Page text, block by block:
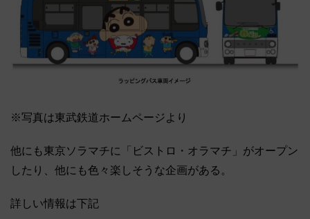
※写真は東武鉄道ホームページより
他にも東京ソラマチに「ビストロ・オラマチ」がオープン
したり、他にも色々楽しそうな企画がある。
詳しい情報は下記